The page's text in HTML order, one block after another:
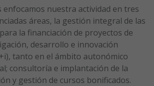
enfocamos nuestra actividad en tres
áreas, la gestión integral de las
la financiación de proyectos de
desarrollo e innovación
tanto en el ámbito autonómico
consultoría e implantación de la
y gestión de cursos bonificados.